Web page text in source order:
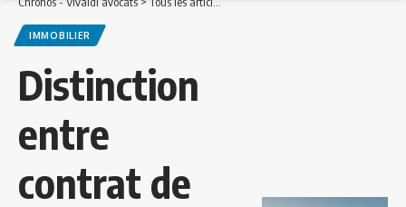
IMMOBILIER
Distinction
entre
contrat de